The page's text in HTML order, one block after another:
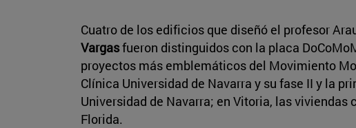
Cuatro de los edificios que diseñó el profesor
Vargasfueron distinguidos con la placa
proyectos más emblemáticos del Movimiento
Clínica Universidad de Navarra y su fase II y la
Universidad de Navarra; en Vitoria, las viviendas
Florida.